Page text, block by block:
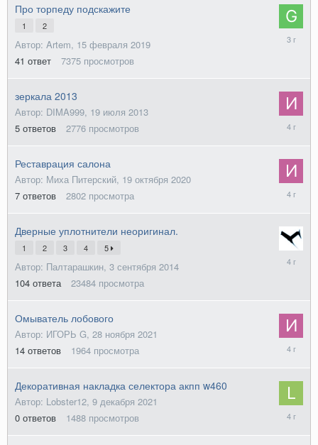
Про торпеду подскажите
1 2
Автор: Artem, 15 февраля 2019
41 ответ 7375 просмотров
15
января
зеркала 2013
Автор: DIMA999, 19 июля 2013
5 ответов 2776 просмотров
мая
2022
Реставрация салона
Автор: Миха Питерский, 19 октября 2020
7 ответов 2802 просмотра
марта
2022
Дверные уплотнители неоригинал.
1 2 3 4 5
Автор: Палтарашкин, 3 сентября 2014
104 ответа 23484 просмотра
января
Омыватель лобового
Автор: ИГОРЬ G, 28 ноября 2021
14 ответов 1964 просмотра
декабря
2021
Декоративная накладка селектора акпп w460
Автор: Lobster12, 9 декабря 2021
0 ответов 1488 просмотров
декабря
2021